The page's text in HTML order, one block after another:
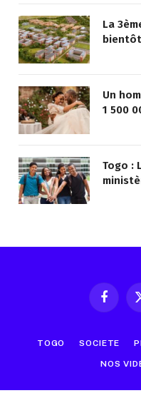
La
Un
1 500
Togo :
TOGO SOCIETE
NOS